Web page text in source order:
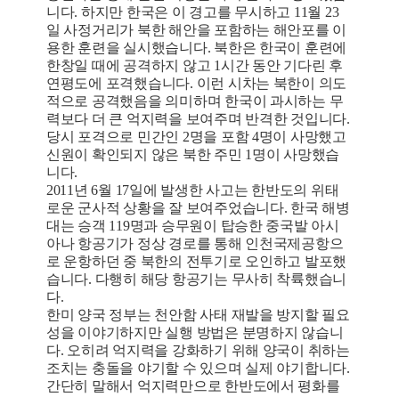
니다. 하지만 한국은 이 경고를 무시하고 11월 23
일 사정거리가 북한 해안을 포함하는 해안포를 이
용한 훈련을 실시했습니다. 북한은 한국이 훈련에
한창일 때에 공격하지 않고 1시간 동안 기다린 후
연평도에 포격했습니다. 이런 시차는 북한이 의도
적으로 공격했음을 의미하며 한국이 과시하는 무
력보다 더 큰 억지력을 보여주며 반격한 것입니다.
당시 포격으로 민간인 2명을 포함 4명이 사망했고
신원이 확인되지 않은 북한 주민 1명이 사망했습
니다.
2011년 6월 17일에 발생한 사고는 한반도의 위태
로운 군사적 상황을 잘 보여주었습니다. 한국 해병
대는 승객 119명과 승무원이 탑승한 중국발 아시
아나 항공기가 정상 경로를 통해 인천국제공항으
로 운항하던 중 북한의 전투기로 오인하고 발포했
습니다. 다행히 해당 항공기는 무사히 착륙했습니
다.
한미 양국 정부는 천안함 사태 재발을 방지할 필요
성을 이야기하지만 실행 방법은 분명하지 않습니
다. 오히려 억지력을 강화하기 위해 양국이 취하는
조치는 충돌을 야기할 수 있으며 실제 야기합니다.
간단히 말해서 억지력만으로 한반도에서 평화를